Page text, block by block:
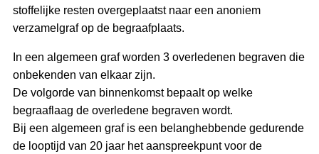
stoffelijke resten overgeplaatst naar een anoniem
verzamelgraf op de begraafplaats.
In een algemeen graf worden 3 overledenen begraven die
onbekenden van elkaar zijn.
De volgorde van binnenkomst bepaalt op welke
begraaflaag de overledene begraven wordt.
Bij een algemeen graf is een belanghebbende gedurende
de looptijd van 20 jaar het aanspreekpunt voor de